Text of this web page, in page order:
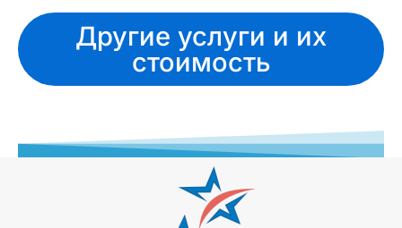
Другие услуги и их
стоимость